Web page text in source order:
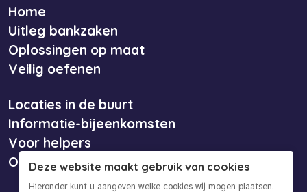
Home
Uitleg bankzaken
Oplossingen op maat
Veilig oefenen
Locaties in de buurt
Informatie-bijeenkomsten
Voor helpers
Over ons
Deze website maakt gebruik van cookies
Hieronder kunt u aangeven welke cookies wij mogen plaatsen.